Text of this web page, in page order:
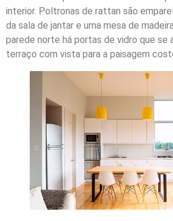
interior. Poltronas de rattan são
da sala de jantar e uma mesa de
parede norte há portas de vidro que se
terraço com vista para a paisagem